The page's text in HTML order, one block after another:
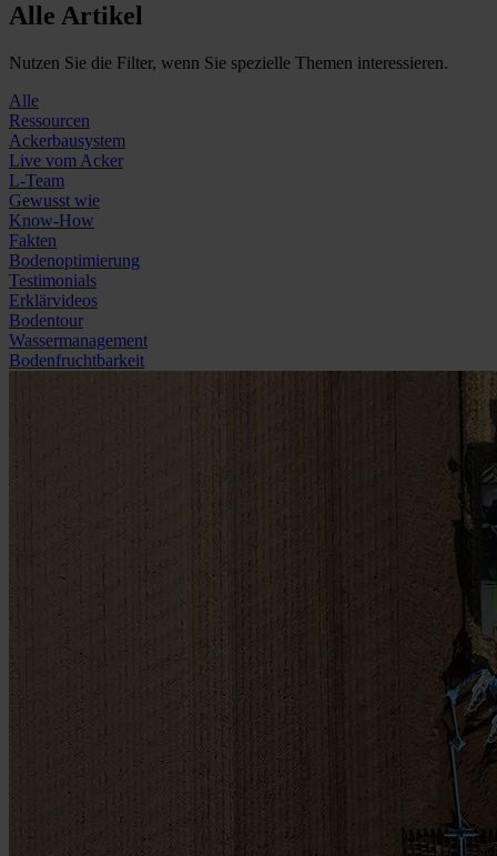
Alle Artikel
Nutzen Sie die Filter, wenn Sie spezielle Themen interessieren.
Alle
Ressourcen
Ackerbausystem
Live vom Acker
L-Team
Gewusst wie
Know-How
Fakten
Bodenoptimierung
Testimonials
Erklärvideos
Bodentour
Wassermanagement
Bodenfruchtbarkeit